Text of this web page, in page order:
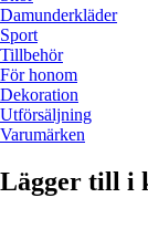
Damunderkläder
Sport
Tillbehör
För honom
Dekoration
Utförsäljning
Varumärken
Lägger till i